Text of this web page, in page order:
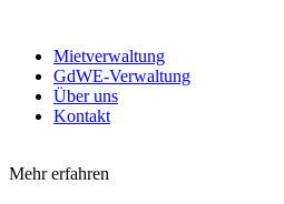
Mietverwaltung
GdWE-Verwaltung
Über uns
Kontakt
Mehr erfahren